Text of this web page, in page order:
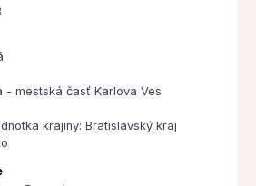
- mestská časť Karlova Ves
krajiny: Bratislavský kraj